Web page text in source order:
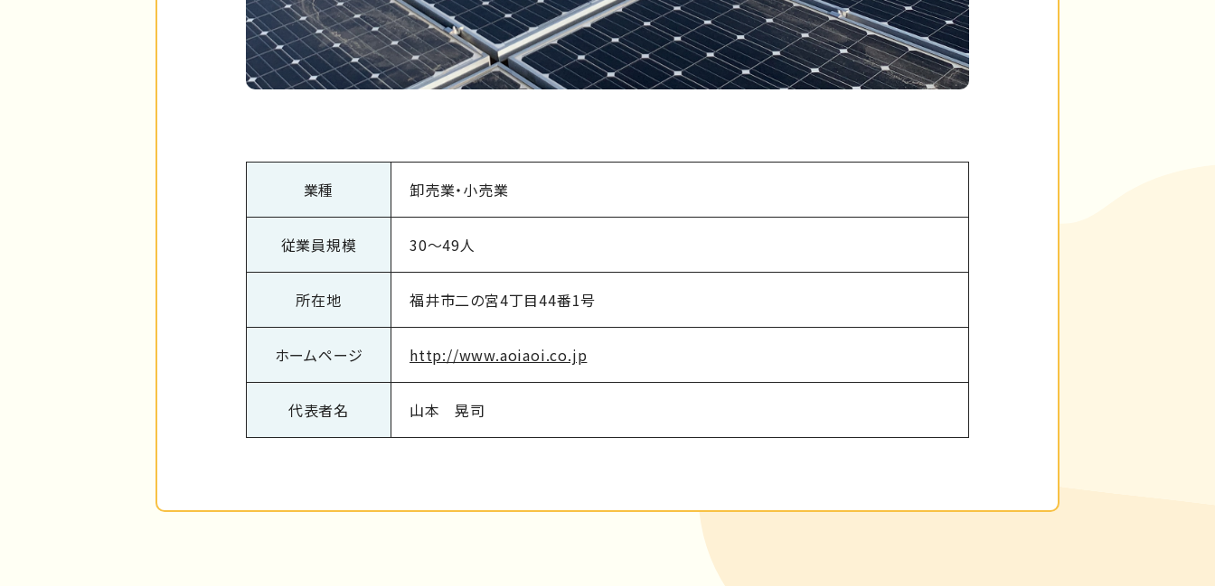
業種 卸売業・小売業
従業員規模 30～49人
所在地 福井市二の宮4丁目44番1号
ホームページ http://www.aoiaoi.co.jp
代表者名 山本 晃司